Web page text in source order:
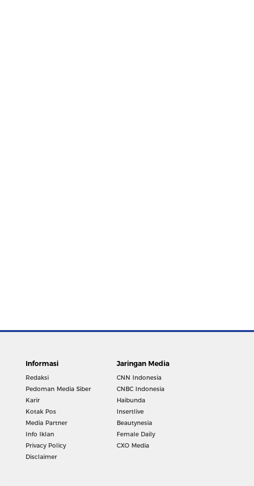
Informasi
Redaksi
Pedoman Media Siber
Karir
Kotak Pos
Media Partner
Info Iklan
Privacy Policy
Disclaimer
Jaringan Media
CNN Indonesia
CNBC Indonesia
Haibunda
Insertlive
Beautynesia
Female Daily
CXO Media